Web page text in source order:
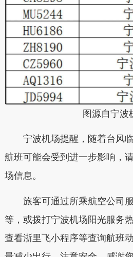
图源自宁波
宁波机场提醒，随着台风
航班可能会受到进一步影响，
场信息。
旅客可通过所乘航空公司
等，或拨打宁波机场阳光服务
查看浙里飞小程序等查询航班